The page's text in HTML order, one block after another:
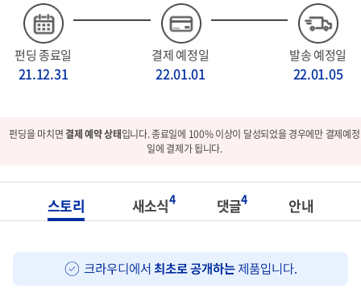
펀딩 종료일
21.12.31
결제 예정일
22.01.01
발송 예정일
22.01.05
펀딩을 마치면결제 예약 상태입니다. 종료일에 100% 이상이 달성되었을 경우에만 결제예정
일에 결제가 됩니다.
스토리 새소식4 댓글4 안내